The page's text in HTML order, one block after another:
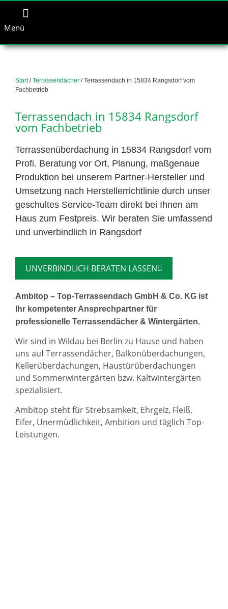
Menü
Start/Terrassendächer / Terrassendach in 15834 Rangsdorf vom
Fachbetrieb
Terrassendach in 15834 Rangsdorf
vom Fachbetrieb
Terrassenüberdachung in 15834 Rangsdorf vom
Profi. Beratung vor Ort, Planung, maßgenaue
Produktion bei unserem Partner-Hersteller und
Umsetzung nach Herstellerrichtlinie durch unser
geschultes Service-Team direkt bei Ihnen am
Haus zum Festpreis. Wir beraten Sie umfassend
und unverbindlich in Rangsdorf
UNVERBINDLICH BERATEN LASSEN
Ambitop – Top-Terrassendach GmbH & Co. KG ist
Ihr kompetenter Ansprechpartner für
professionelle Terrassendächer & Wintergärten.
Wir sind in Wildau bei Berlin zu Hause und haben
uns auf Terrassendächer, Balkonüberdachungen,
Kellerüberdachungen, Haustürüberdachungen
und Sommerwintergärten bzw. Kaltwintergärten
spezialisiert.
Ambitop steht für Strebsamkeit, Ehrgeiz, Fleiß,
Eifer, Unermüdlichkeit, Ambition und täglich Top-
Leistungen.